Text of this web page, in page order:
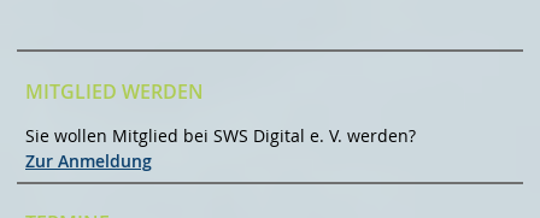
MITGLIED WERDEN
Sie wollen Mitglied bei SWS Digital e. V. werden?
Zur Anmeldung